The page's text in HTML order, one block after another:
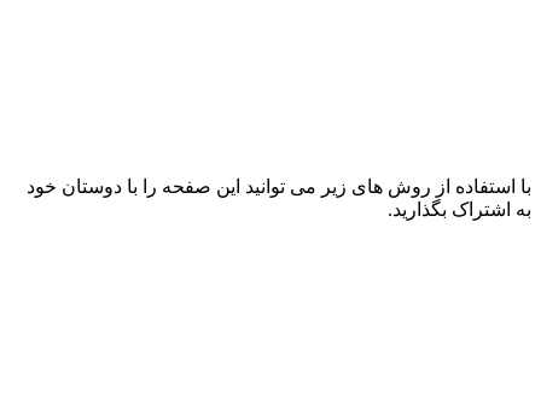
با استفاده از روش های زیر می توانید این صفحه را با دوستان خود
به اشتراک بگذارید.